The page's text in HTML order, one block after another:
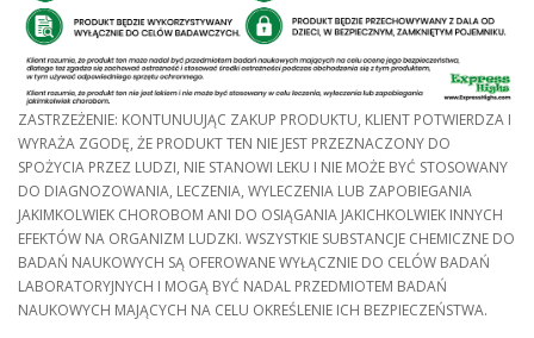
ZASTRZEŻENIE: KONTUNUUJĄC ZAKUP PRODUKTU, KLIENT POTWIERDZA I
WYRAŻA ZGODĘ, ŻE PRODUKT TEN NIE JEST PRZEZNACZONY DO
SPOŻYCIA PRZEZ LUDZI, NIE STANOWI LEKU I NIE MOŻE BYĆ STOSOWANY
DO DIAGNOZOWANIA, LECZENIA, WYLECZENIA LUB ZAPOBIEGANIA
JAKIMKOLWIEK CHOROBOM ANI DO OSIĄGANIA JAKICHKOLWIEK INNYCH
EFEKTÓW NA ORGANIZM LUDZKI. WSZYSTKIE SUBSTANCJE CHEMICZNE DO
BADAŃ NAUKOWYCH SĄ OFEROWANE WYŁĄCZNIE DO CELÓW BADAŃ
LABORATORYJNYCH I MOGĄ BYĆ NADAL PRZEDMIOTEM BADAŃ
NAUKOWYCH MAJĄCYCH NA CELU OKREŚLENIE ICH BEZPIECZEŃSTWA.